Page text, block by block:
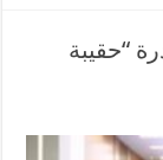
“حقيبة